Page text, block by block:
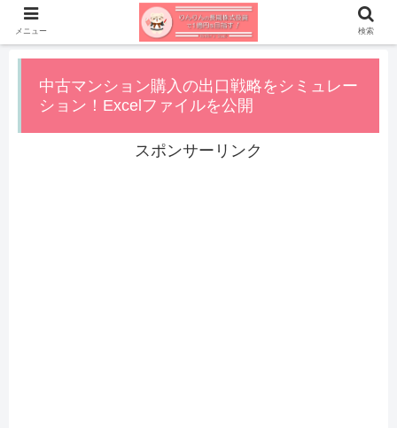
中古マンション購入の出口戦略をシミュレー
ション！Excelファイルを公開
スポンサーリンク
メニュー 検索